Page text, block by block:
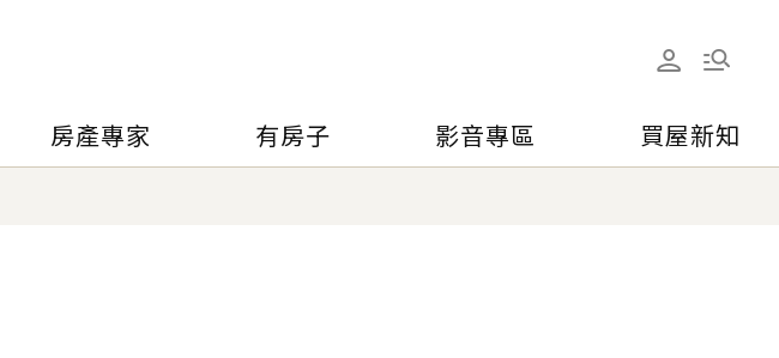
房產專家 有房子 影音專區 買屋新知